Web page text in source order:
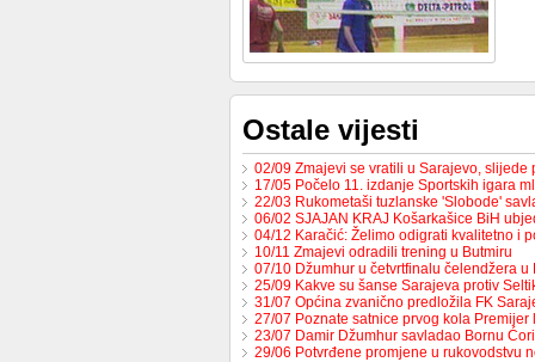
Ostale vijesti
02/09 Zmajevi se vratili u Sarajevo,
17/05 Počelo 11. izdanje Sportskih igara
22/03 Rukometaši tuzlanske 'Slobode'
06/02 SJAJAN KRAJ Košarkašice BiH
04/12 Karačić: Želimo odigrati kvalitetno i
10/11 Zmajevi odradili trening u Butmiru
07/10 Džumhur u četvrtfinalu čelendžera u
25/09 Kakve su šanse Sarajeva protiv
31/07 Općina zvanično predložila FK
27/07 Poznate satnice prvog kola
23/07 Damir Džumhur savladao Bornu
29/06 Potvrđene promjene u rukovodstvu